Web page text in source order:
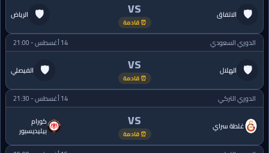
🛡 الاتفاق VS
⏰ قادمة
الرياض 🛡
الدوري السعودي 14 أغسطس - 21:00
🛡 الهلال VS
⏰ قادمة
الفيصلي 🛡
الدوري التركي 14 أغسطس - 21:30
غلطة سراي VS
⏰ قادمة
كورام
بيليديسبور